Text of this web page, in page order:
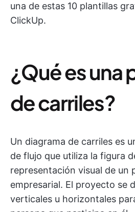
una de estas 10 plantillas
ClickUp.
¿Qué es una
de carriles?
Un diagrama de carriles es
de flujo que utiliza la figura
representación visual de un
empresarial. El proyecto se
verticales u horizontales